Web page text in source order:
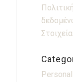
Personal